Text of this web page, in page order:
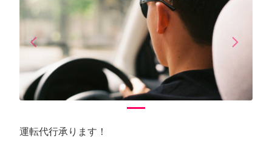
arrow_back_iosPrevious arrow_forward_iosNext
運転代行承ります！